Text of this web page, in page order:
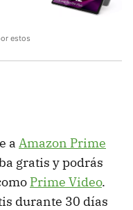
estos
a Amazon Prime
gratis y podrás
Prime Video.
durante 30 días